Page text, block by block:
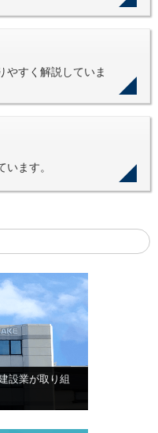
やすく解説していま
ます。
設業が取り組